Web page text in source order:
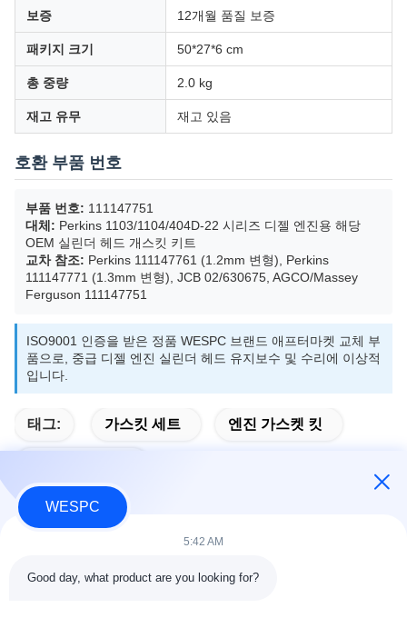
보증 12개월 품질 보증
패키지 크기 50*27*6 cm
총 중량 2.0 kg
재고 유무 재고 있음
호환 부품 번호
부품 번호: 111147751
대체: Perkins 1103/1104/404D-22 시리즈 디젤 엔진용 해당
OEM 실린더 헤드 개스킷 키트
교차 참조: Perkins 111147761 (1.2mm 변형), Perkins
111147771 (1.3mm 변형), JCB 02/630675, AGCO/Massey
Ferguson 111147751
ISO9001 인증을 받은 정품 WESPC 브랜드 애프터마켓 교체 부
품으로, 중급 디젤 엔진 실린더 헤드 유지보수 및 수리에 이상적
입니다.
태그: 가스킷 세트 엔진 가스켓 킷
빠른 연락
WESPC
5:42 AM
Good day, what product are you looking for?